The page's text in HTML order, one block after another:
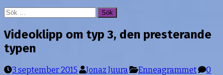
Sök
efter:
Videoklipp om typ 3, den presterande
typen
3 september 2015 Jonaz Juura Enneagrammet 0